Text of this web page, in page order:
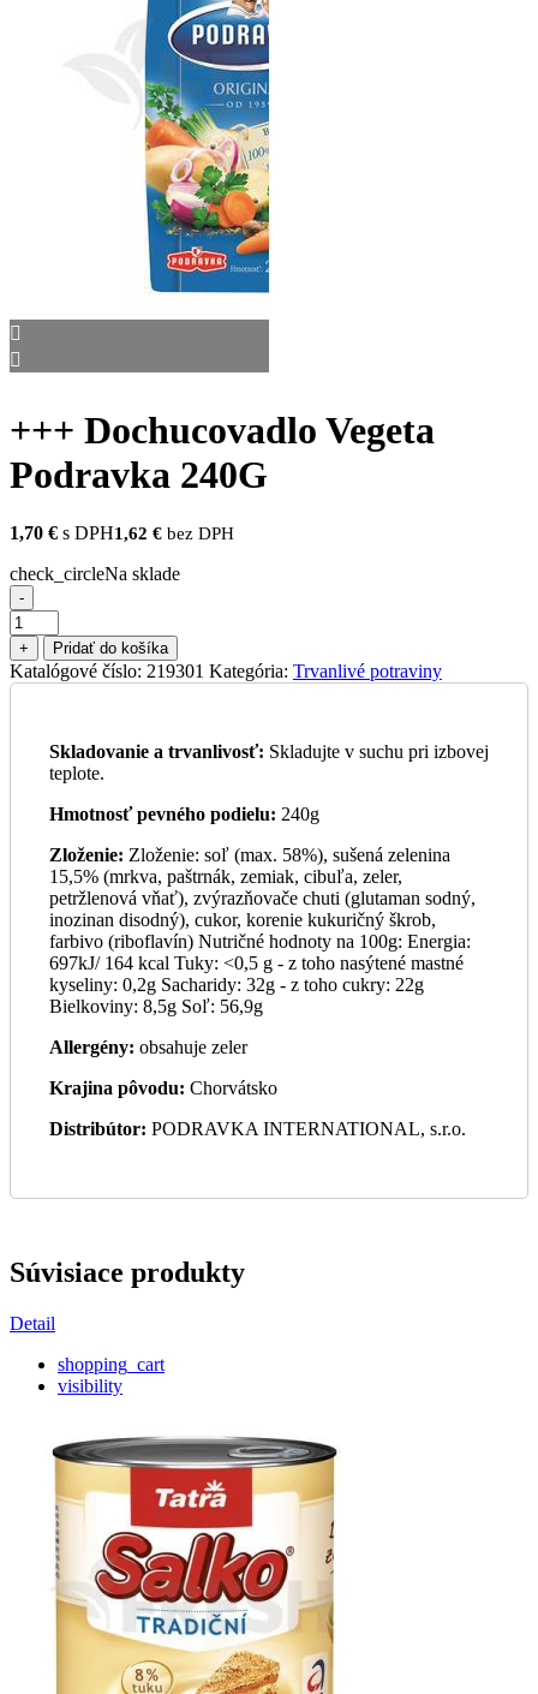
+++ Dochucovadlo Vegeta
Podravka 240G
1,70 € s DPH1,62 € bez DPH
check_circleNa sklade
-
množstvo
+++
Dochucovadlo
Vegeta
+ Pridať do košíka
Katalógové číslo: 219301 Kategória: Trvanlivé potraviny
Skladovanie a trvanlivosť: Skladujte v suchu pri izbovej
teplote.
Hmotnosť pevného podielu: 240g
Zloženie: Zloženie: soľ (max. 58%), sušená zelenina
15,5% (mrkva, paštrnák, zemiak, cibuľa, zeler,
petržlenová vňať), zvýrazňovače chuti (glutaman sodný,
inozinan disodný), cukor, korenie kukuričný škrob,
farbivo (riboflavín) Nutričné hodnoty na 100g: Energia:
697kJ/ 164 kcal Tuky: <0,5 g - z toho nasýtené mastné
kyseliny: 0,2g Sacharidy: 32g - z toho cukry: 22g
Bielkoviny: 8,5g Soľ: 56,9g
Allergény: obsahuje zeler
Krajina pôvodu: Chorvátsko
Distribútor: PODRAVKA INTERNATIONAL, s.r.o.
Súvisiace produkty
Detail
shopping_cart
visibility